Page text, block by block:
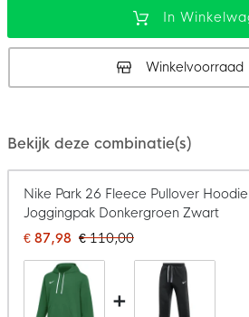
In
Winkelvoorraad
Bekijk deze combinatie(s)
Nike Park 26 Fleece Pullover Hoodie
Joggingpak Donkergroen Zwart
€ 87,98 € 110,00
+